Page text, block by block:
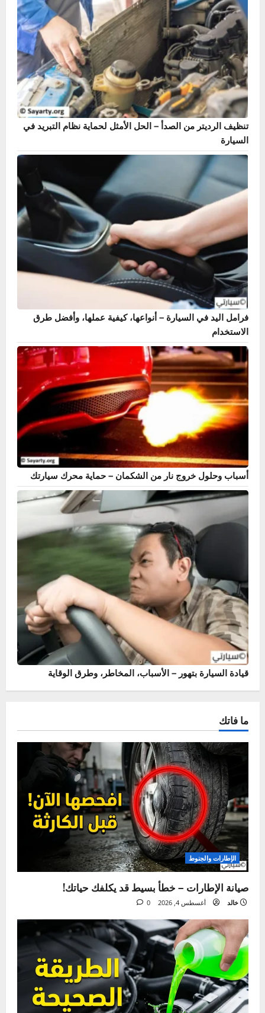
دليل حساس ABS – أشهر 7 أعراض وطريقة الإصلاح بنفسك
تنظيف الرديتر من الصدأ – الحل الأمثل لحماية نظام التبريد في
السيارة
فرامل اليد في السيارة – أنواعها، كيفية عملها، وأفضل طرق
الاستخدام
أسباب وحلول خروج نار من الشكمان – حماية محرك سيارتك
قيادة السيارة بتهور – الأسباب، المخاطر، وطرق الوقاية
ما فاتك
الإطارات والجنوط
صيانة الإطارات – خطأ بسيط قد يكلفك حياتك!